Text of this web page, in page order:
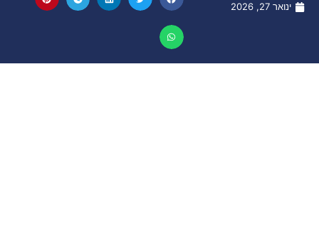
ינואר 27, 2026